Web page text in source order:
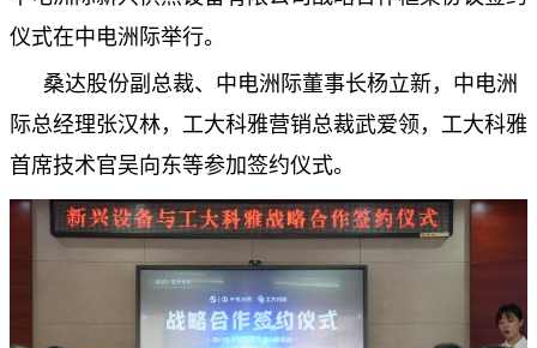
仪式在中电洲际举行。
桑达股份副总裁、中电洲际董事长杨立新，中电洲
际总经理张汉林，工大科雅营销总裁武爱领，工大科雅
首席技术官吴向东等参加签约仪式。